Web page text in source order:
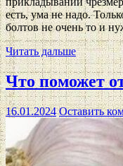
есть, ума не надо.
болтов не очень то и
Читать дальше
Что поможет
16.01.2024 Оставить